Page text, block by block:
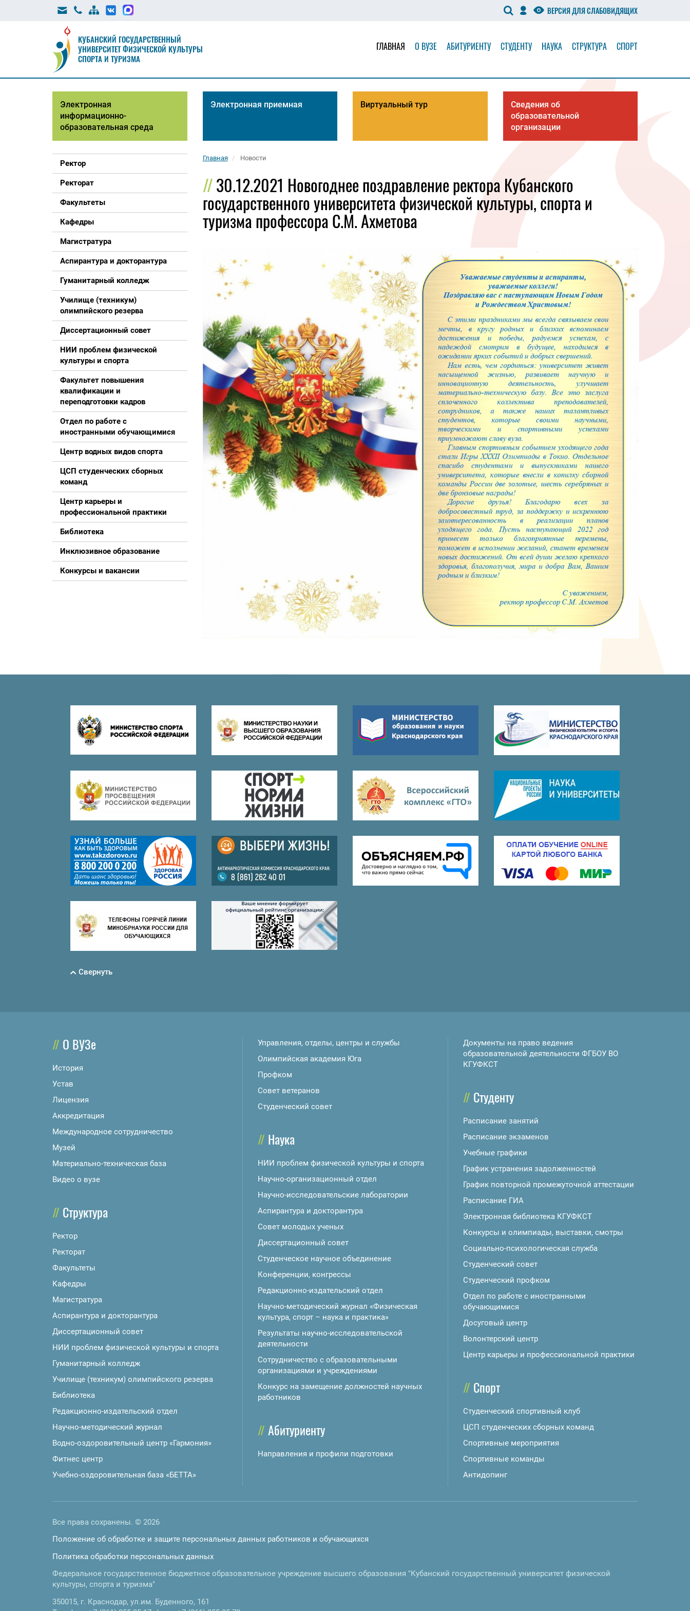
ВЕРСИЯ ДЛЯ СЛАБОВИДЯЩИХ
КУБАНСКИЙ ГОСУДАРСТВЕННЫЙ
УНИВЕРСИТЕТ ФИЗИЧЕСКОЙ КУЛЬТУРЫ
СПОРТА И ТУРИЗМА
ГЛАВНАЯ О ВУЗЕ АБИТУРИЕНТУ СТУДЕНТУ НАУКА СТРУКТУРА СПОРТ
Электронная
информационно-
образовательная среда
Электронная приемная Виртуальный тур
Сведения об
образовательной
организации
Ректор
Ректорат
Факультеты
Кафедры
Магистратура
Аспирантура и докторантура
Гуманитарный колледж
Училище (техникум)
олимпийского резерва
Диссертационный совет
НИИ проблем физической
культуры и спорта
Факультет повышения
квалификации и
переподготовки кадров
Отдел по работе с
иностранными обучающимися
Центр водных видов спорта
ЦСП студенческих сборных
команд
Центр карьеры и
профессиональной практики
Библиотека
Инклюзивное образование
Конкурсы и вакансии
Главная Новости
30.12.2021 Новогоднее поздравление ректора Кубанского
государственного университета физической культуры, спорта и
туризма профессора С.М. Ахметова
Свернуть
О ВУЗе
История
Устав
Лицензия
Аккредитация
Международное сотрудничество
Музей
Материально-техническая база
Видео о вузе
Структура
Ректор
Ректорат
Факультеты
Кафедры
Магистратура
Аспирантура и докторантура
Диссертационный совет
НИИ проблем физической культуры и спорта
Гуманитарный колледж
Училище (техникум) олимпийского резерва
Библиотека
Редакционно-издательский отдел
Научно-методический журнал
Водно-оздоровительный центр «Гармония»
Фитнес центр
Учебно-оздоровительная база «БЕТТА»
Управления, отделы, центры и службы
Олимпийская академия Юга
Профком
Совет ветеранов
Студенческий совет
Наука
НИИ проблем физической культуры и спорта
Научно-организационный отдел
Научно-исследовательские лаборатории
Аспирантура и докторантура
Совет молодых ученых
Диссертационный совет
Студенческое научное объединение
Конференции, конгрессы
Редакционно-издательский отдел
Научно-методический журнал «Физическая
культура, спорт – наука и практика»
Результаты научно-исследовательской
деятельности
Сотрудничество с образовательными
организациями и учреждениями
Конкурс на замещение должностей научных
работников
Абитуриенту
Направления и профили подготовки
Документы на право ведения
образовательной деятельности ФГБОУ ВО
КГУФКСТ
Студенту
Расписание занятий
Расписание экзаменов
Учебные графики
График устранения задолженностей
График повторной промежуточной аттестации
Расписание ГИА
Электронная библиотека КГУФКСТ
Конкурсы и олимпиады, выставки, смотры
Социально-психологическая служба
Студенческий совет
Студенческий профком
Отдел по работе с иностранными
обучающимися
Досуговый центр
Волонтерский центр
Центр карьеры и профессиональной практики
Спорт
Студенческий спортивный клуб
ЦСП студенческих сборных команд
Спортивные мероприятия
Спортивные команды
Антидопинг
Все права сохранены. © 2026
Положение об обработке и защите персональных данных работников и обучающихся
Политика обработки персональных данных
Федеральное государственное бюджетное образовательное учреждение высшего образования "Кубанский государственный университет физической
культуры, спорта и туризма"
350015, г. Краснодар, ул.им. Буденного, 161